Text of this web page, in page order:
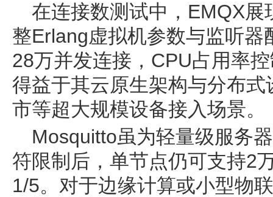
在连接数测试中，EMQX
整Erlang虚拟机参数与监听
28万并发连接，CPU占用率
得益于其云原生架构与分布
市等超大规模设备接入场景。
Mosquitto虽为轻量级服务
符限制后，单节点仍可支持2
1/5。对于边缘计算或小型物